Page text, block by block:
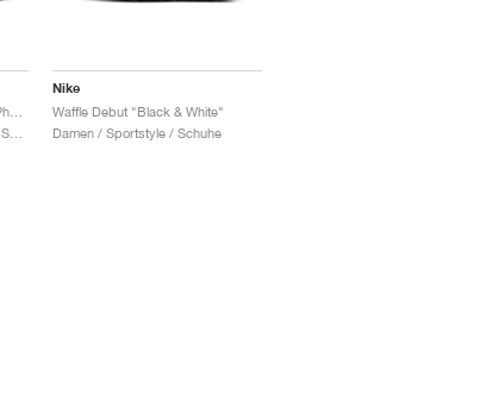
Waffle Debut "Light Pumice & Photon Dust"
Damen & Herren / Sportstyle / Schuhe
Nike
Waffle Debut "Black & White"
Damen / Sportstyle / Schuhe